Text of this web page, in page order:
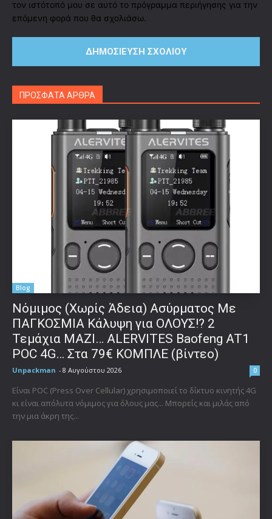
τον ιστότοπό μου σε αυτό το πρόγραμμα περιήγησης για την
επόμενη φορά που θα σχολιάσω.
ΠΡΟΣΦΑΤΑ ΑΡΘΡΑ
Blog
Νόμιμος (Χωρίς Άδεια) Ασύρματος Με
ΠΑΓΚΟΣΜΙΑ Κάλυψη για ΟΛΟΥΣ!? 2
Τεμάχια ΜΑΖΙ… ALERVITES Baofeng AT1
POC 4G… Στα 79€ ΚΟΜΠΛΕ (βίντεο)
Unpackman - 8 Αυγούστου 2026 0
Είναι POC (Press Over Cellular) χρησιμοποιεί το δίκτυο κινητής 4G
κι είναι απόλυτα νόμιμος για όλους μας... Μπορείς και μιλάς από
την μια άκρη της...